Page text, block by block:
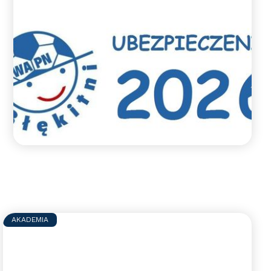
Ubezpieczenie NNW - rok
2026
Informacja dotycząca opłaty za ubezpieczenie
i opłat na działalność statutową WAPN
Błękitni Wejherowo.
Czytaj więcej >>
AKADEMIA